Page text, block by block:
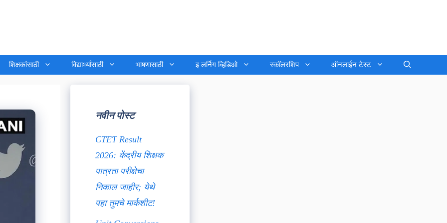
शिक्षकांसाठी विद्यार्थ्यांसाठी भाषणासाठी इ लर्निग व्हिडिओ स्कॉलरशिप ऑनलाईन टेस्ट
नवीन पोस्ट
CTET Result
2026: केंद्रीय शिक्षक
पात्रता परीक्षेचा
निकाल जाहीर; येथे
पहा तुमचे मार्कशीट!